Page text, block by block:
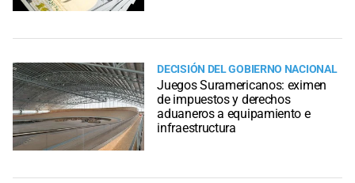
DECISIÓN DEL GOBIERNO NACIONAL
Juegos Suramericanos: eximen
de impuestos y derechos
aduaneros a equipamiento e
infraestructura